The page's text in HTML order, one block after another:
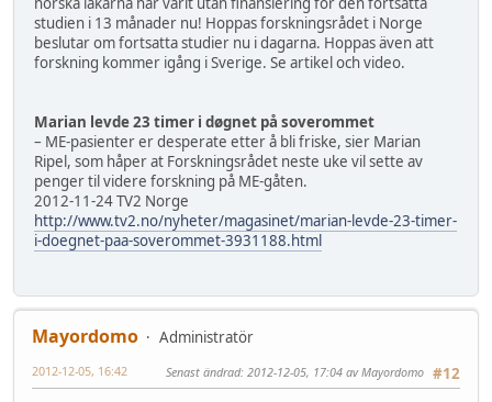
studien i 13 månader nu! Hoppas forskningsrådet i Norge
beslutar om fortsatta studier nu i dagarna. Hoppas även att
forskning kommer igång i Sverige. Se artikel och video.
Marian levde 23 timer i døgnet på soverommet
– ME-pasienter er desperate etter å bli friske, sier Marian
Ripel, som håper at Forskningsrådet neste uke vil sette av
penger til videre forskning på ME-gåten.
2012-11-24 TV2 Norge
http://www.tv2.no/nyheter/magasinet/marian-levde-23-timer-
i-doegnet-paa-soverommet-3931188.html
Mayordomo
Administratör
#12
2012-12-05, 16:42 Senast ändrad: 2012-12-05, 17:04 av Mayordomo